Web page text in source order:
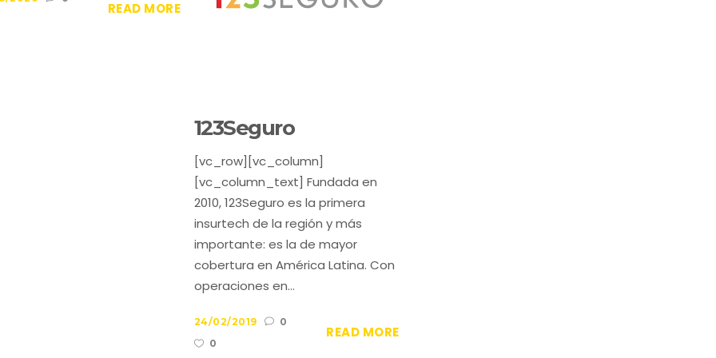
READ MORE
123Seguro
[vc_row][vc_column]
[vc_column_text] Fundada en
2010, 123Seguro es la primera
insurtech de la región y más
importante: es la de mayor
cobertura en América Latina. Con
operaciones en...
24/02/2019
0
0
READ MORE